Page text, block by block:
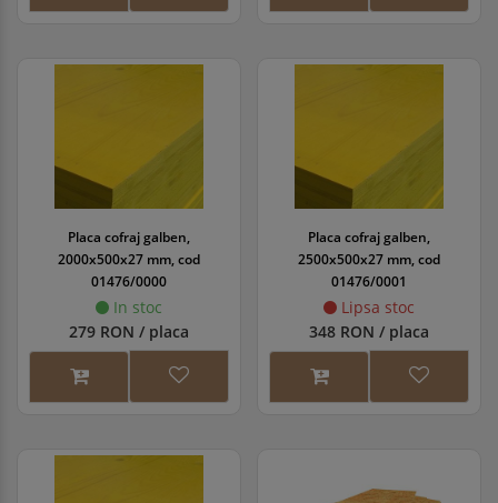
Placa cofraj galben,
2000x500x27 mm, cod
01476/0000
In stoc
279 RON / placa
Placa cofraj galben,
2500x500x27 mm, cod
01476/0001
Lipsa stoc
348 RON / placa